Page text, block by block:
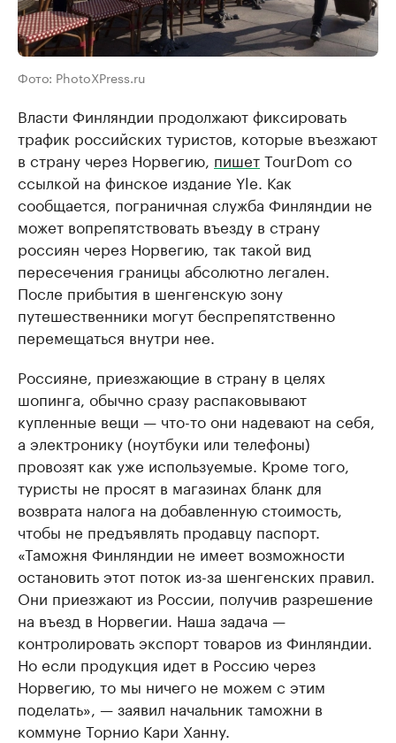
Фото: PhotoXPress.ru
Власти Финляндии продолжают фиксировать
трафик российских туристов, которые въезжают
в страну через Норвегию, пишетTourDom со
ссылкой на финское издание Yle. Как
сообщается, пограничная служба Финляндии не
может вопрепятствовать въезду в страну
россиян через Норвегию, так такой вид
пересечения границы абсолютно легален.
После прибытия в шенгенскую зону
путешественники могут беспрепятственно
перемещаться внутри нее.
Россияне, приезжающие в страну в целях
шопинга, обычно сразу распаковывают
купленные вещи — что-то они надевают на себя,
а электронику (ноутбуки или телефоны)
провозят как уже используемые. Кроме того,
туристы не просят в магазинах бланк для
возврата налога на добавленную стоимость,
чтобы не предъявлять продавцу паспорт.
«Таможня Финляндии не имеет возможности
остановить этот поток из-за шенгенских правил.
Они приезжают из России, получив разрешение
на въезд в Норвегии. Наша задача —
контролировать экспорт товаров из Финляндии.
Но если продукция идет в Россию через
Норвегию, то мы ничего не можем с этим
поделать», — заявил начальник таможни в
коммуне Торнио Кари Ханну.